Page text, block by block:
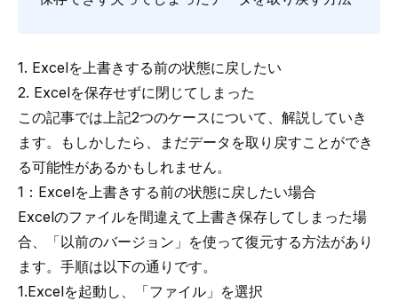
1. Excelを上書きする前の状態に戻したい
2. Excelを保存せずに閉じてしまった
この記事では上記2つのケースについて、解説していき
ます。もしかしたら、まだデータを取り戻すことができ
る可能性があるかもしれません。
1：Excelを上書きする前の状態に戻したい場合
Excelのファイルを間違えて上書き保存してしまった場
合、「以前のバージョン」を使って復元する方法があり
ます。手順は以下の通りです。
1.Excelを起動し、「ファイル」を選択